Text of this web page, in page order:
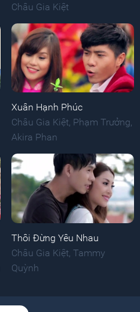
Châu Gia Kiệt
Xuân Hạnh Phúc
Châu Gia Kiệt, Phạm Trưởng,
Akira Phan
Thôi Đừng Yêu Nhau
Châu Gia Kiệt, Tammy
Quỳnh